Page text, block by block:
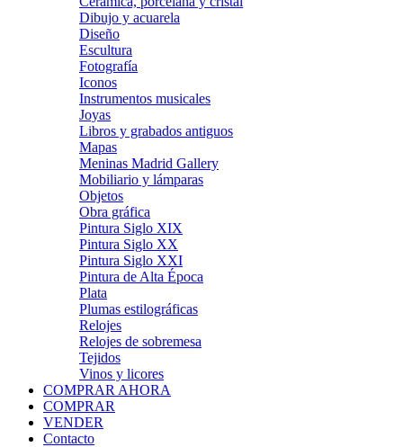
Dibujo y acuarela
Diseño
Escultura
Fotografía
Iconos
Instrumentos musicales
Joyas
Libros y grabados antiguos
Mapas
Meninas Madrid Gallery
Mobiliario y lámparas
Objetos
Obra gráfica
Pintura Siglo XIX
Pintura Siglo XX
Pintura Siglo XXI
Pintura de Alta Época
Plata
Plumas estilográficas
Relojes
Relojes de sobremesa
Tejidos
Vinos y licores
COMPRAR AHORA
COMPRAR
VENDER
Contacto